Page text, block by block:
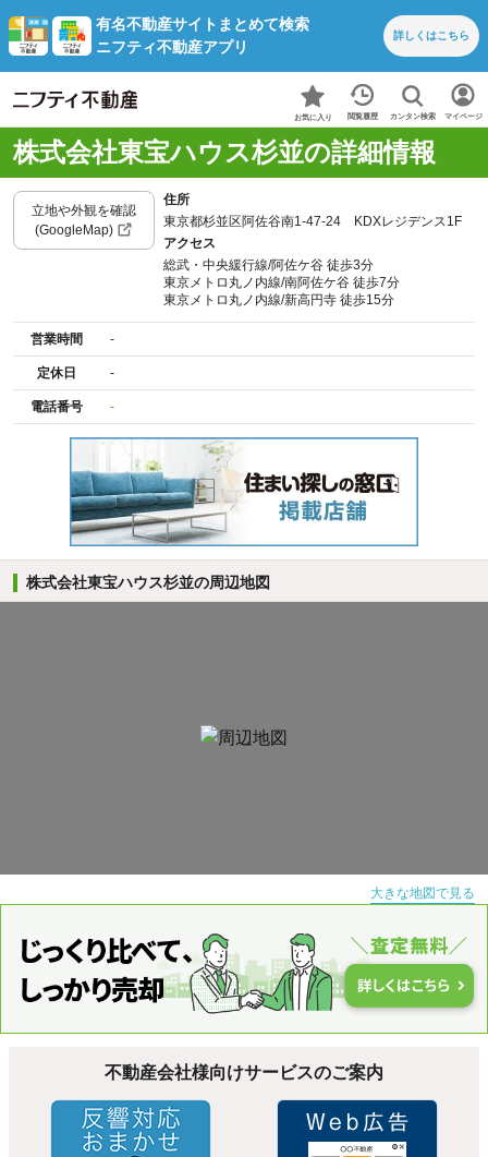
有名不動産サイトまとめて検索
ニフティ不動産アプリ
詳しくはこちら
お気に入り 閲覧履歴 カンタン検索 マイページ
株式会社東宝ハウス杉並の詳細情報
立地や外観を確認
(GoogleMap)
住所
東京都杉並区阿佐谷南1-47-24 KDXレジデンス1F
アクセス
総武・中央緩行線/阿佐ケ谷 徒歩3分
東京メトロ丸ノ内線/南阿佐ケ谷 徒歩7分
東京メトロ丸ノ内線/新高円寺 徒歩15分
営業時間 -
定休日 -
電話番号 -
株式会社東宝ハウス杉並の周辺地図
大きな地図で見る
不動産会社様向けサービスのご案内